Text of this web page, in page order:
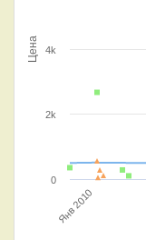
Цена
Янв 2010
0
2k
4k